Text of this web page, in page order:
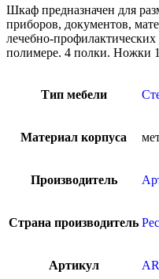
Шкаф предназначен для
приборов, документов,
лечебно-
полимере. 4 полки. Ножки
Тип мебели
Материал корпуса
Производитель
Страна производитель
Артикул